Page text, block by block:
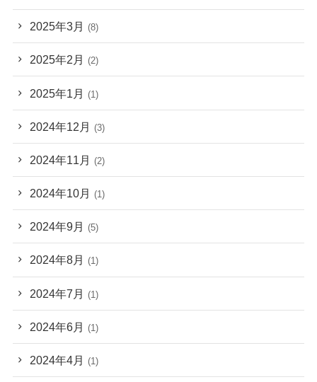
2025年3月 (8)
2025年2月 (2)
2025年1月 (1)
2024年12月 (3)
2024年11月 (2)
2024年10月 (1)
2024年9月 (5)
2024年8月 (1)
2024年7月 (1)
2024年6月 (1)
2024年4月 (1)